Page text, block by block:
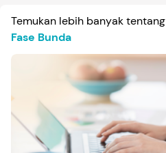
Temukan lebih banyak tentang
Fase Bunda